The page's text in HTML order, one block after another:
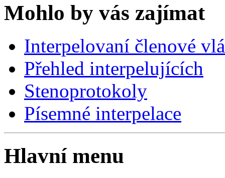
Mohlo by vás zajímat
Interpelovaní členové
Přehled interpelujících
Stenoprotokoly
Písemné interpelace
Hlavní menu